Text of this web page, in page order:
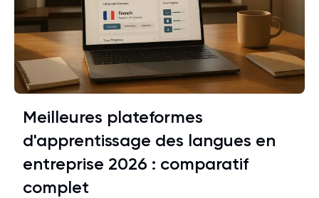
Meilleures plateformes
d'apprentissage des langues en
entreprise 2026 : comparatif
complet